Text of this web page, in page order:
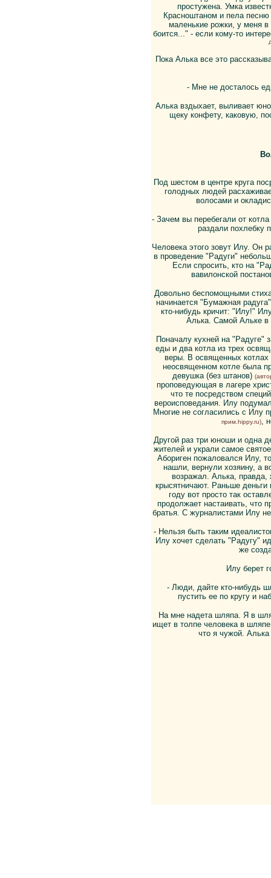
простужена. Умка
Красноштаном и пела
маленькие рожки, у меня в
боится..." - если кому-то
Пока Алька все это
- Мне не досталось
Алька вздыхает, выливает
щеку конфету, каковую,
Под шестом в центре круга
голодных людей
волосами и
- Зачем вы перебегали от
раздали похлебку
Человека этого зовут Илу. Он
в проведение "Радуги"
Если спросить, кто на
вавилонской
Довольно беспомощными
начинается "Бумажная
кто-нибудь кричит: "Илу!"
Алька. Самой Альке в
Поначалу кухней на "Радуге"
еды и два котла из трех
веры. В освященных
неосвященном котле была
девушка (без штанов)
проповедующая в лагере
что те посредством
вероисповедания. Илу
Многие не согласились с Илу
прим.hippy.ru),
Другой раз три юноши и одна
жителей и украли самое
Абориген пожаловался Илу,
нашли, вернули хозяину, а
возражал. Алька, правда,
крысятничают. Раньше
году вот просто так
продолжает настаивать, что
братья. С журналистами Илу
- Нельзя быть таким
Илу хочет сделать "Радугу"
же
Илу берет
- Люди, дайте кто-нибудь
пустить ее по кругу и
На мне надета шляпа. Я в
ищет в толпе человека в
что я чужой.